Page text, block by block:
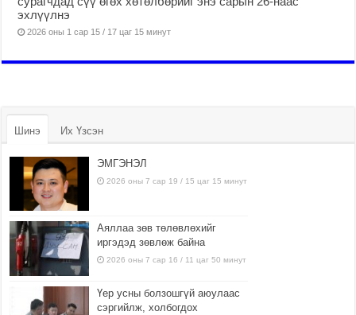
эхлүүлнэ
2026 оны 1 сар 15 / 17 цаг 15 минут
Шинэ Их Үзсэн
ЭМГЭНЭЛ
2026 оны 7 сар 19 / 15 цаг 15 минут
Аяллаа зөв төлөвлөхийг
иргэдэд зөвлөж байна
2026 оны 7 сар 16 / 11 цаг 50 минут
Үер усны болзошгүй аюулаас
сэргийлж, холбогдох